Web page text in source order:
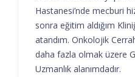
Hastanesi’nde mecburi
sonra eğitim aldığım
atandım. Onkolojik
daha fazla olmak üzere
Uzmanlık alanımdadır.